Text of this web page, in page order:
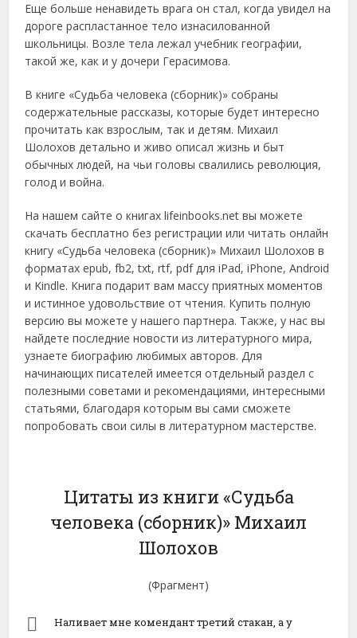
Еще больше ненавидеть врага он стал, когда увидел на
дороге распластанное тело изнасилованной
школьницы. Возле тела лежал учебник географии,
такой же, как и у дочери Герасимова.
В книге «Судьба человека (сборник)» собраны
содержательные рассказы, которые будет интересно
прочитать как взрослым, так и детям. Михаил
Шолохов детально и живо описал жизнь и быт
обычных людей, на чьи головы свалились революция,
голод и война.
На нашем сайте о книгах lifeinbooks.net вы можете
скачать бесплатно без регистрации или читать онлайн
книгу «Судьба человека (сборник)» Михаил Шолохов в
форматах epub, fb2, txt, rtf, pdf для iPad, iPhone, Android
и Kindle. Книга подарит вам массу приятных моментов
и истинное удовольствие от чтения. Купить полную
версию вы можете у нашего партнера. Также, у нас вы
найдете последние новости из литературного мира,
узнаете биографию любимых авторов. Для
начинающих писателей имеется отдельный раздел с
полезными советами и рекомендациями, интересными
статьями, благодаря которым вы сами сможете
попробовать свои силы в литературном мастерстве.
Цитаты из книги «Судьба
человека (сборник)» Михаил
Шолохов
(Фрагмент)
Наливает мне комендант третий стакан, а у